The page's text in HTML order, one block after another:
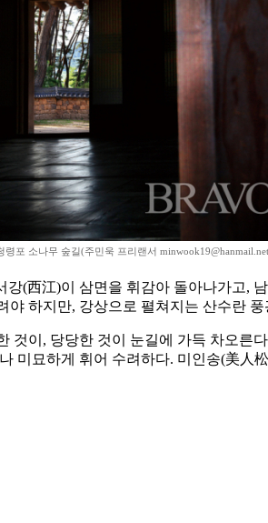
령포 소나무 숲길(주민욱 프리랜서
(西江)이 삼면을 휘감아 돌아나가고,
하지만, 강상으로 펼쳐지는 산수란
것이, 당당한 것이 눈길에 가득 차오
미묘하게 휘어 수려하다. 미인송(美